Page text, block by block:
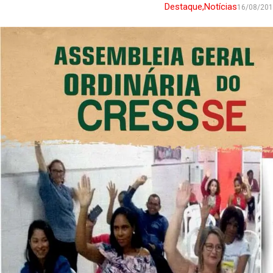
Destaque,Notícias16/08/